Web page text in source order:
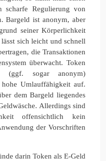
Regulierung von
Bargeld ist anonym, aber
seiner Körperlichkeit
sich leicht und schnell
die Transaktionen
überwacht. Token
(ggf. sogar anonym)
Umlauffähigkeit auf.
dem Bargeld liegendes
Allerdings sind
offensichtlich kein
der Vorschriften
darin Token als E-Geld